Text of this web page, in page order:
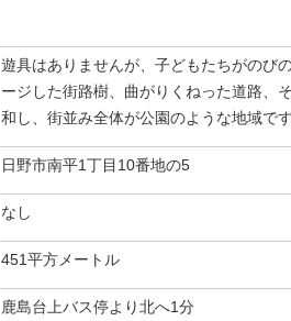
遊具はありませんが、子どもたちがのび
ージした街路樹、曲がりくねった道路、
和し、街並み全体が公園のような地域です
日野市南平1丁目10番地の5
なし
451平方メートル
鹿島台上バス停より北へ1分